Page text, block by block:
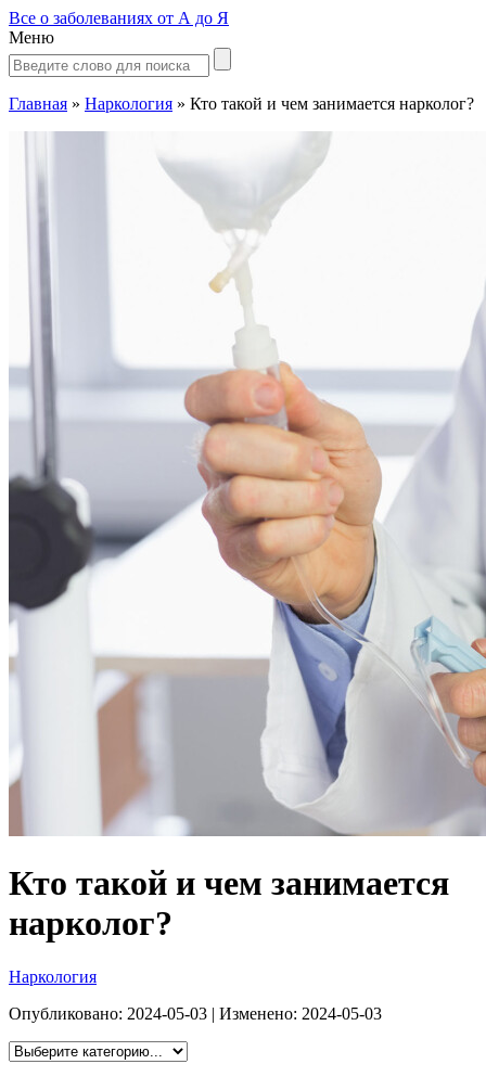
Все о заболеваниях от А до Я
Меню
Главная » Наркология » Кто такой и чем занимается нарколог?
Кто такой и чем занимается
нарколог?
Наркология
Опубликовано: 2024-05-03 | Изменено: 2024-05-03